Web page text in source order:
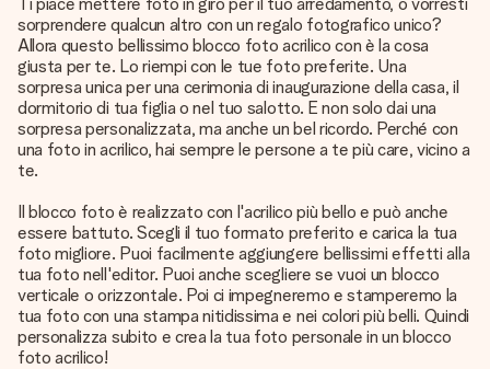
sorprendere qualcun altro con un regalo fotografico unico?
Allora questo bellissimo blocco foto acrilico con è la cosa
giusta per te. Lo riempi con le tue foto preferite. Una
sorpresa unica per una cerimonia di inaugurazione della casa, il
dormitorio di tua figlia o nel tuo salotto. E non solo dai una
sorpresa personalizzata, ma anche un bel ricordo. Perché con
una foto in acrilico, hai sempre le persone a te più care, vicino a
te.
Il blocco foto è realizzato con l'acrilico più bello e può anche
essere battuto. Scegli il tuo formato preferito e carica la tua
foto migliore. Puoi facilmente aggiungere bellissimi effetti alla
tua foto nell'editor. Puoi anche scegliere se vuoi un blocco
verticale o orizzontale. Poi ci impegneremo e stamperemo la
tua foto con una stampa nitidissima e nei colori più belli. Quindi
personalizza subito e crea la tua foto personale in un blocco
foto acrilico!